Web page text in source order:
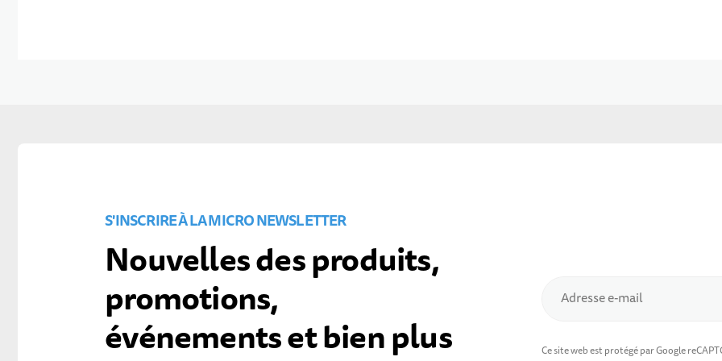
Adresse e-mail
Ce site web est protégé par Google
S'INSCRIRE À LA MICRO NEWSLETTER
Nouvelles des produits,
promotions,
événements et bien plus